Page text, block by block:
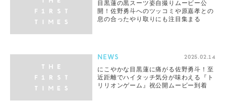
目黒蓮の黒スーツ姿自撮りムービー公
開！佐野勇斗へのツッコミや原嘉孝との
息の合ったやり取りにも注目集まる
NEWS 2025.02.14
にこやかな目黒蓮に痛がる佐野勇斗！至
近距離でハイタッチ気分が味わえる『ト
リリオンゲーム』祝公開ムービー到着